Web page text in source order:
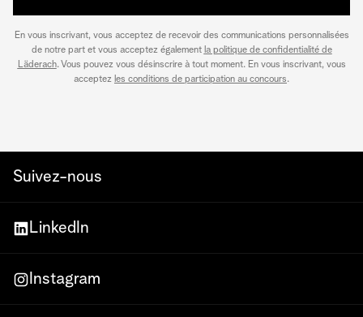
En vous inscrivant, vous acceptez de recevoir des communications personnalisées
de notre part et vous acceptez également la politique de confidentialité de
Läderach. Vous pouvez vous désinscrire à tout moment. En vous inscrivant, vous
acceptez les conditions de participation au concours.
Suivez-nous
LinkedIn
Instagram